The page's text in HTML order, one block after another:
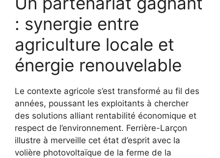
: synergie entre
agriculture locale et
énergie renouvelable
Le contexte agricole s’est transformé au fil des
années, poussant les exploitants à chercher
des solutions alliant rentabilité économique et
respect de l’environnement. Ferrière-Larçon
illustre à merveille cet état d’esprit avec la
volière photovoltaïque de la ferme de la